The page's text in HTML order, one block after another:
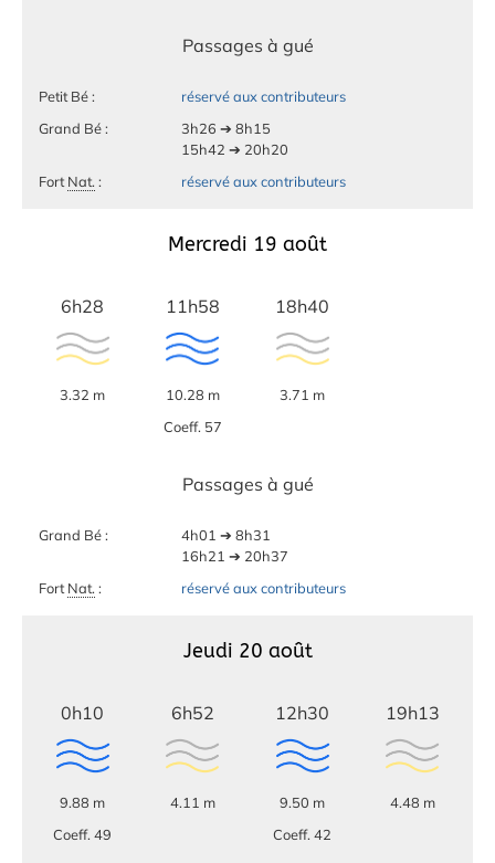
Passages à gué
Petit Bé :
réservé aux contributeurs
Grand Bé :
3h26 ➔ 8h15
15h42 ➔ 20h20
Fort Nat. : réservé aux contributeurs
Mercredi 19 août
6h28
3.32 m
11h58
10.28 m
Coeff. 57
18h40
3.71 m
Passages à gué
Grand Bé :
4h01 ➔ 8h31
16h21 ➔ 20h37
FortNat. : réservé aux contributeurs
Jeudi 20 août
0h10
9.88 m
Coeff. 49
6h52
4.11 m
12h30
9.50 m
Coeff. 42
19h13
4.48 m